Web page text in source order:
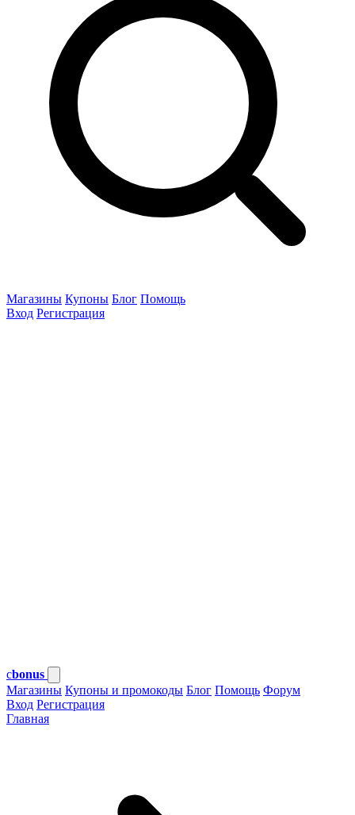
Магазины Купоны Блог Помощь
Вход Регистрация
cbonus
Магазины Купоны и промокоды Блог Помощь Форум
Вход Регистрация
Главная